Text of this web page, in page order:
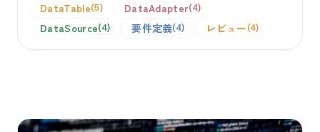
DataTable 5 DataAdapter 4
DataSource 4 要件定義 4 レビュー 4